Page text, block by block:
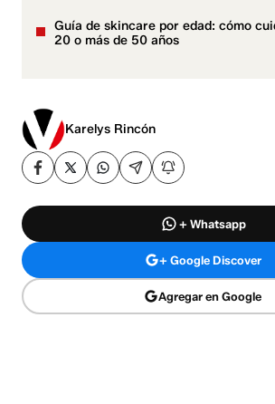
Guía de skincare por edad: cómo
20 o más de 50 años
Karelys Rincón
+ Whatsapp
+ Google Discover
Agregar en Google